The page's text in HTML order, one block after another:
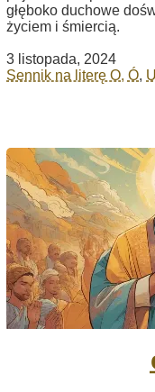
głęboko duchowe
życiem i śmiercią.
3 listopada, 2024
Sennik na literę O, Ó,